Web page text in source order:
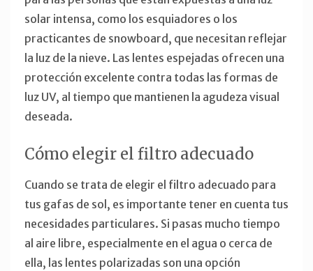
solar intensa, como los esquiadores o los
practicantes de snowboard, que necesitan reflejar
la luz de la nieve. Las lentes espejadas ofrecen una
protección excelente contra todas las formas de
luz UV, al tiempo que mantienen la agudeza visual
deseada.
Cómo elegir el filtro adecuado
Cuando se trata de elegir el filtro adecuado para
tus gafas de sol, es importante tener en cuenta tus
necesidades particulares. Si pasas mucho tiempo
al aire libre, especialmente en el agua o cerca de
ella, las lentes polarizadas son una opción